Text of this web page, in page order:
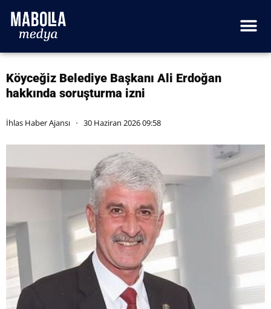
Köyceğiz Belediye Başkanı Ali Erdoğan
hakkında soruşturma izni
İhlas Haber Ajansı 30 Haziran 2026 09:58